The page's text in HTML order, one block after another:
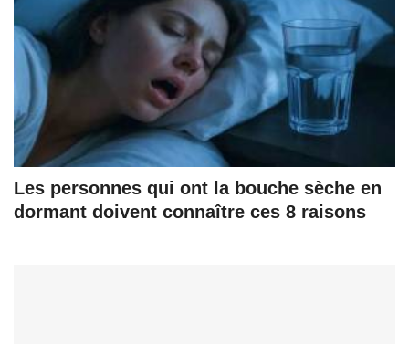
Les personnes qui ont la bouche sèche en
dormant doivent connaître ces 8 raisons